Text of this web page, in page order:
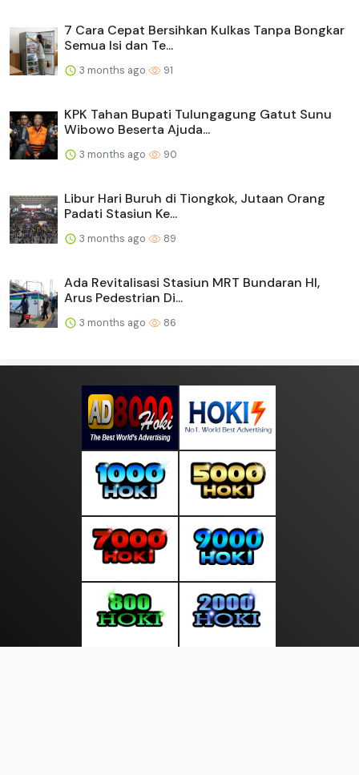
7 Cara Cepat Bersihkan Kulkas Tanpa Bongkar
Semua Isi dan Te...
3 months ago 91
KPK Tahan Bupati Tulungagung Gatut Sunu
Wibowo Beserta Ajuda...
3 months ago 90
Libur Hari Buruh di Tiongkok, Jutaan Orang
Padati Stasiun Ke...
3 months ago 89
Ada Revitalisasi Stasiun MRT Bundaran HI,
Arus Pedestrian Di...
3 months ago 86